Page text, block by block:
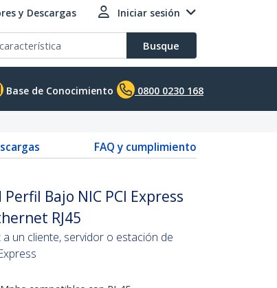
y Descargas Iniciar sesión
Busque
Base de Conocimiento 0800 0230 168
FAQ y cumplimiento
Bajo NIC PCI Express
RJ45
un cliente, servidor o estación de